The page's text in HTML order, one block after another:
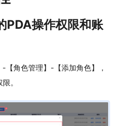
PDA操作权限和账
【角色管理】-【添加角色】，
。